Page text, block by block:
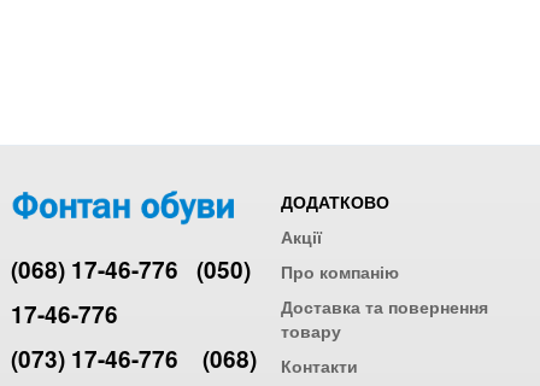
(068) 17-46-776 (050)
17-46-776
(073) 17-46-776
(068)
ДОДАТКОВО
Акції
Про компанію
Доставка та повернення
товару
Контакти